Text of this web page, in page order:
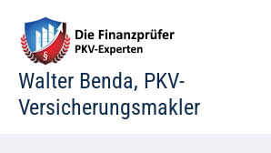
Inhalt
springen
Walter Benda, PKV-
Versicherungsmakler